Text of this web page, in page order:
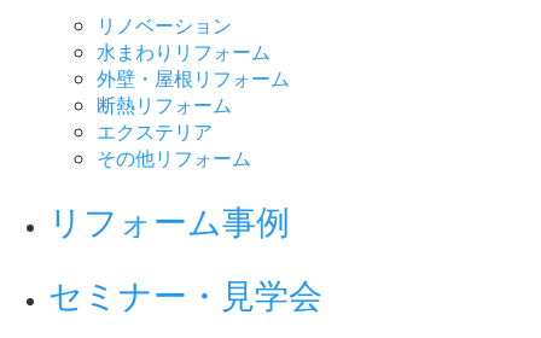
リノベーション
水まわりリフォーム
外壁・屋根リフォーム
断熱リフォーム
エクステリア
その他リフォーム
リフォーム事例
セミナー・見学会